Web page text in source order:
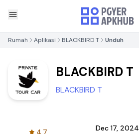
Rumah Aplikasi BLACKBIRD T Unduh
BLACKBIRD T
BLACKBIRD T
4.7 Dec 17, 2024